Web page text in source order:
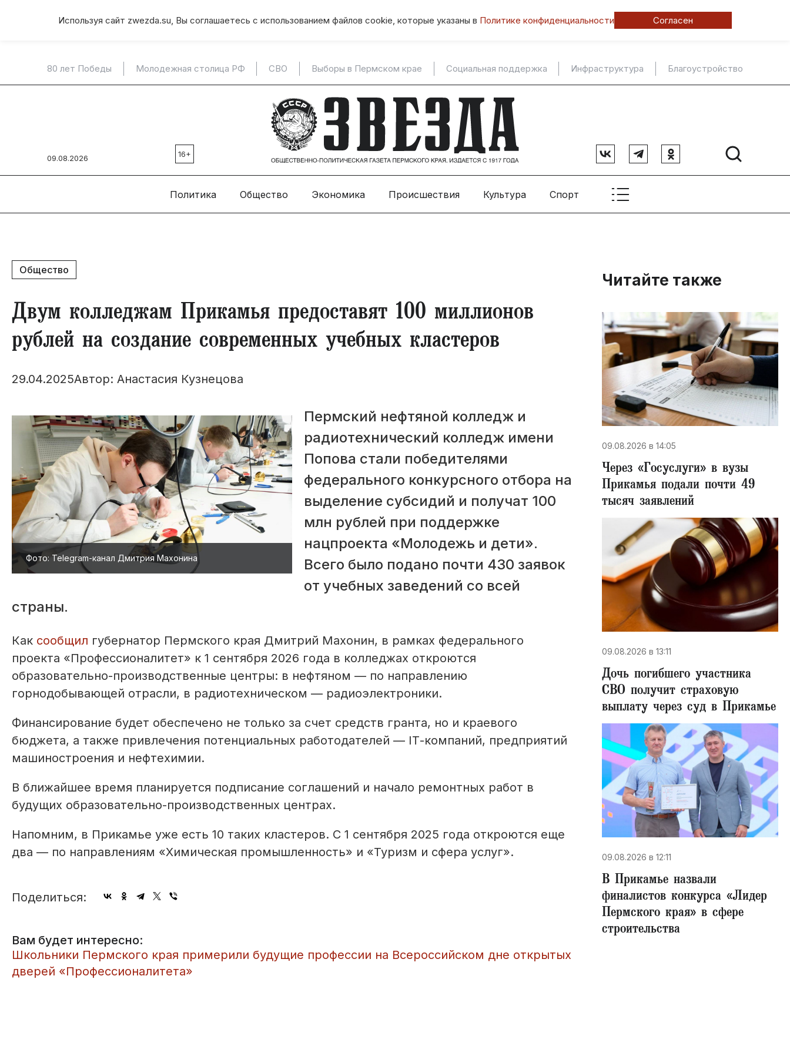
Используя сайт zwezda.su, Вы соглашаетесь с использованием файлов cookie, которые указаны в Политике конфиденциальности Согласен
80 лет Победы Молодежная столица РФ СВО Выборы в Пермском крае Социальная поддержка Инфраструктура Благоустройство
09.08.2026 16+
Политика Общество Экономика Происшествия Культура Спорт
Общество
​Двум колледжам Прикамья предоставят 100 миллионов
рублей на создание современных учебных кластеров
29.04.2025Автор: Анастасия Кузнецова
Фото: Telegram-канал Дмитрия Махонина
Пермский нефтяной колледж и
радиотехнический колледж имени
Попова стали победителями
федерального конкурсного отбора на
выделение субсидий и получат 100
млн рублей при поддержке
нацпроекта «Молодежь и дети».
Всего было подано почти 430 заявок
от учебных заведений со всей
страны.
Как сообщил губернатор Пермского края Дмитрий Махонин, в рамках федерального
проекта «Профессионалитет» к 1 сентября 2026 года в колледжах откроются
образовательно-производственные центры: в нефтяном — по направлению
горнодобывающей отрасли, в радиотехническом — радиоэлектроники.
Финансирование будет обеспечено не только за счет средств гранта, но и краевого
бюджета, а также привлечения потенциальных работодателей — IТ-компаний, предприятий
машиностроения и нефтехимии.
В ближайшее время планируется подписание соглашений и начало ремонтных работ в
будущих образовательно-производственных центрах.
Напомним, в Прикамье уже есть 10 таких кластеров. С 1 сентября 2025 года откроются еще
два — по направлениям «Химическая промышленность» и «Туризм и сфера услуг».
Поделиться:
Вам будет интересно:
​Школьники Пермского края примерили будущие профессии на Всероссийском дне открытых
дверей «Профессионалитета»
Читайте также
09.08.2026 в 14:05
Через «Госуслуги» в вузы
Прикамья подали почти 49
тысяч заявлений
09.08.2026 в 13:11
Дочь погибшего участника
СВО получит страховую
выплату через суд в Прикамье
09.08.2026 в 12:11
В Прикамье назвали
финалистов конкурса «Лидер
Пермского края» в сфере
строительства